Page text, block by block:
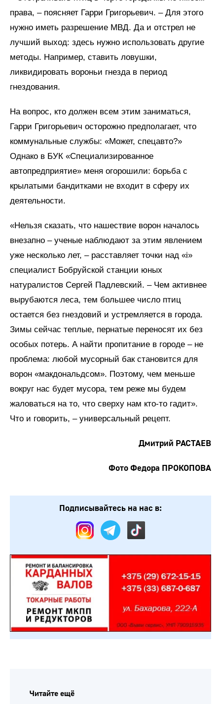
права, – поясняет Гарри Григорьевич. – Для этого
нужно иметь разрешение МВД. Да и отстрел не
лучший выход: здесь нужно использовать другие
методы. Например, ставить ловушки,
ликвидировать вороньи гнезда в период
гнездования.
На вопрос, кто должен всем этим заниматься,
Гарри Григорьевич осторожно предполагает, что
коммунальные службы: «Может, спецавто?»
Однако в БУК «Специализированное
автопредприятие» меня огорошили: борьба с
крылатыми бандитками не входит в сферу их
деятельности.
«Нельзя сказать, что нашествие ворон началось
внезапно – ученые наблюдают за этим явлением
уже несколько лет, – расставляет точки над «i»
специалист Бобруйской станции юных
натуралистов Сергей Падлевский. – Чем активнее
вырубаются леса, тем большее число птиц
остается без гнездовий и устремляется в города.
Зимы сейчас теплые, пернатые переносят их без
особых потерь. А найти пропитание в городе – не
проблема: любой мусорный бак становится для
ворон «макдональдсом». Поэтому, чем меньше
вокруг нас будет мусора, тем реже мы будем
жаловаться на то, что сверху нам кто-то гадит».
Что и говорить, – универсальный рецепт.
Дмитрий РАСТАЕВ
Фото Федора ПРОКОПОВА
Подписывайтесь на нас в:
Читайте ещё